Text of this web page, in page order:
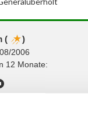
( )
2006
12 Monate: